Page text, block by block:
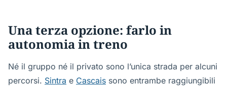
Una terza opzione: farlo in
autonomia in treno
Né il gruppo né il privato sono l’unica strada per alcuni
percorsi. Sintra e Cascais sono entrambe raggiungibili